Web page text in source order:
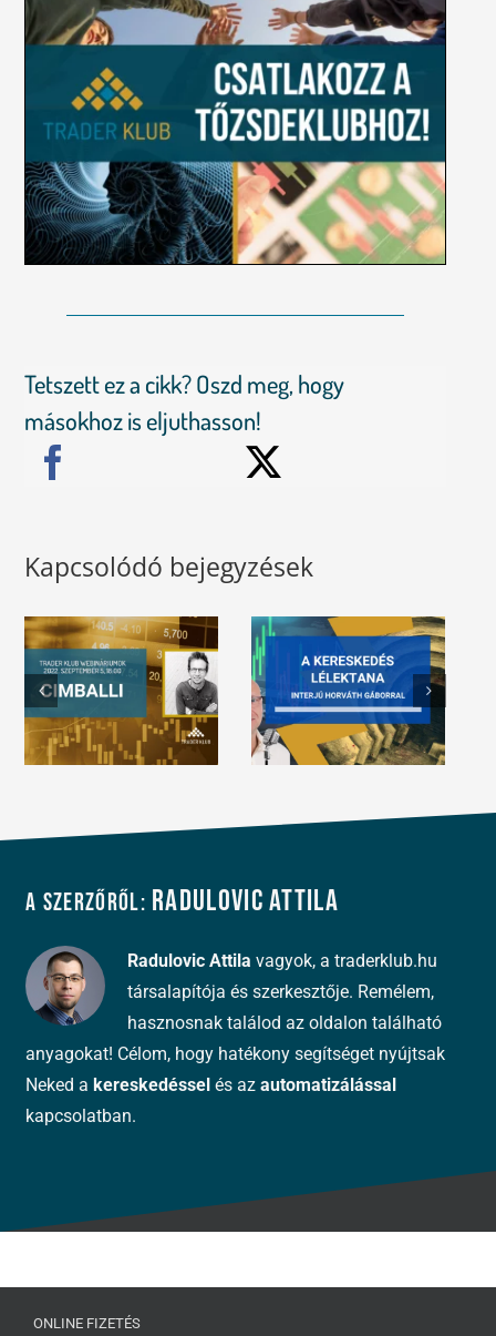
Tetszett ez a cikk? Oszd meg, hogy
másokhoz is eljuthasson!
Kapcsolódó bejegyzések
A szerzőről: Radulovic Attila
Radulovic Attila vagyok, a traderklub.hu
társalapítója és szerkesztője. Remélem,
hasznosnak találod az oldalon található
anyagokat! Célom, hogy hatékony segítséget nyújtsak
Neked a kereskedéssel és azautomatizálással
kapcsolatban.
ONLINE FIZETÉS